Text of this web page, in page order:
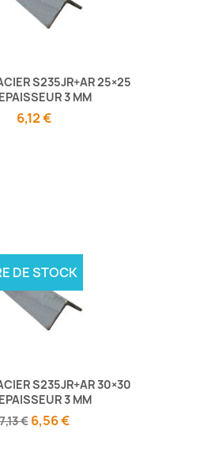
S235JR+AR 25×25
3 MM
6,12 €
S235JR+AR 30×30
3 MM
€ 6,56 €
DE STOCK